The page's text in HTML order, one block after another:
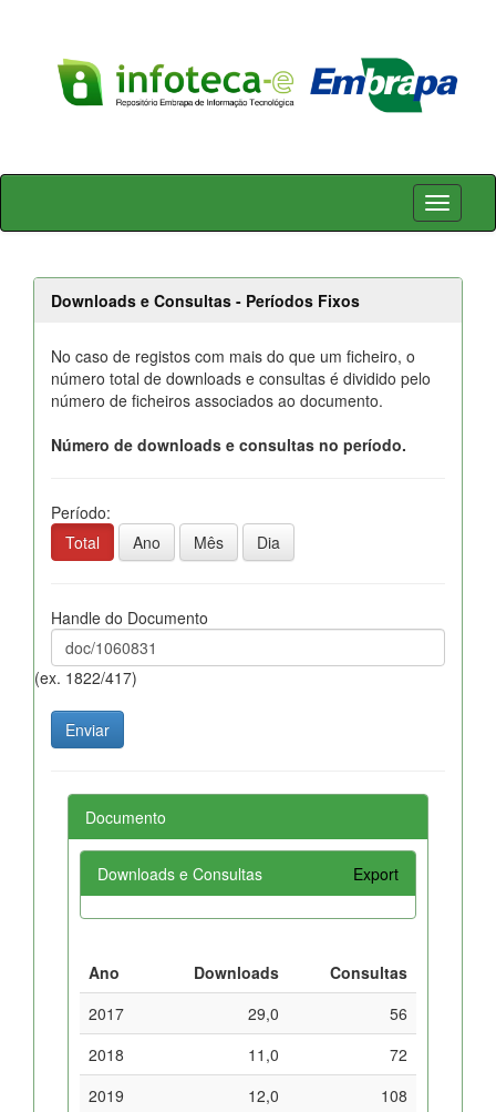
Skip
Downloads e Consultas - Períodos Fixos
No caso de registos com mais do que um ficheiro, o
número total de downloads e consultas é dividido pelo
número de ficheiros associados ao documento.
Número de downloads e consultas no período.
Período:
Total
Ano Mês Dia
Handle do Documento
(ex. 1822/417)
Documento
Downloads e Consultas Export
Ano Downloads
Consultas
2017
29,0
56
2018
11,0
72
2019
12,0
108